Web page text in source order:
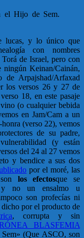
el Hijo de Sem.
lucas, y lo único que
con nombres
de Israel, pero con
Keinan/Cainán,
Arpajshad/Arfaxad
los versos 26 y 27 de
18, en este pasaje
(o cualquier bebida
en Jam/Cam a un
(verso 22), vemos
de su padre,
(y están
del 24 al 27 vemos
y bendice a sus dos
por el moré, las
los efectosque se
y no un ensalmo u
son profecías ni
por el producto de
, corrupta y sin
BLASFEMIA
(Que ASCO, son